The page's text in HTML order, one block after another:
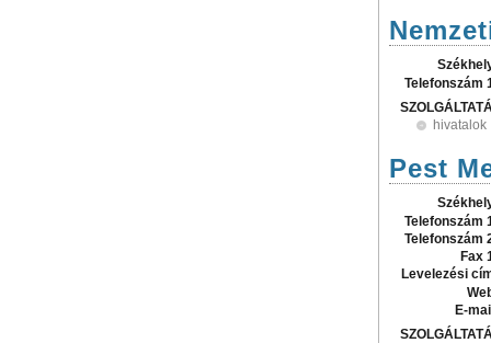
Telefonszám
hivatalok
Pest
Telefonszám
Telefonszám
Fax
Levelezési
E-